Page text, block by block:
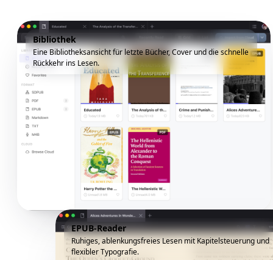
Bibliothek
Eine Bibliotheksansicht für letzte Bücher, Cover und die schnelle
Rückkehr ins Lesen.
EPUB-Reader
Ruhiges, ablenkungsfreies Lesen mit Kapitelsteuerung und
flexibler Typografie.